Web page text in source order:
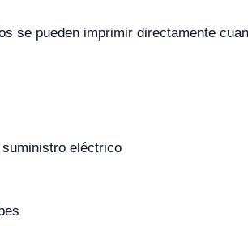
se pueden imprimir directamente
eléctrico